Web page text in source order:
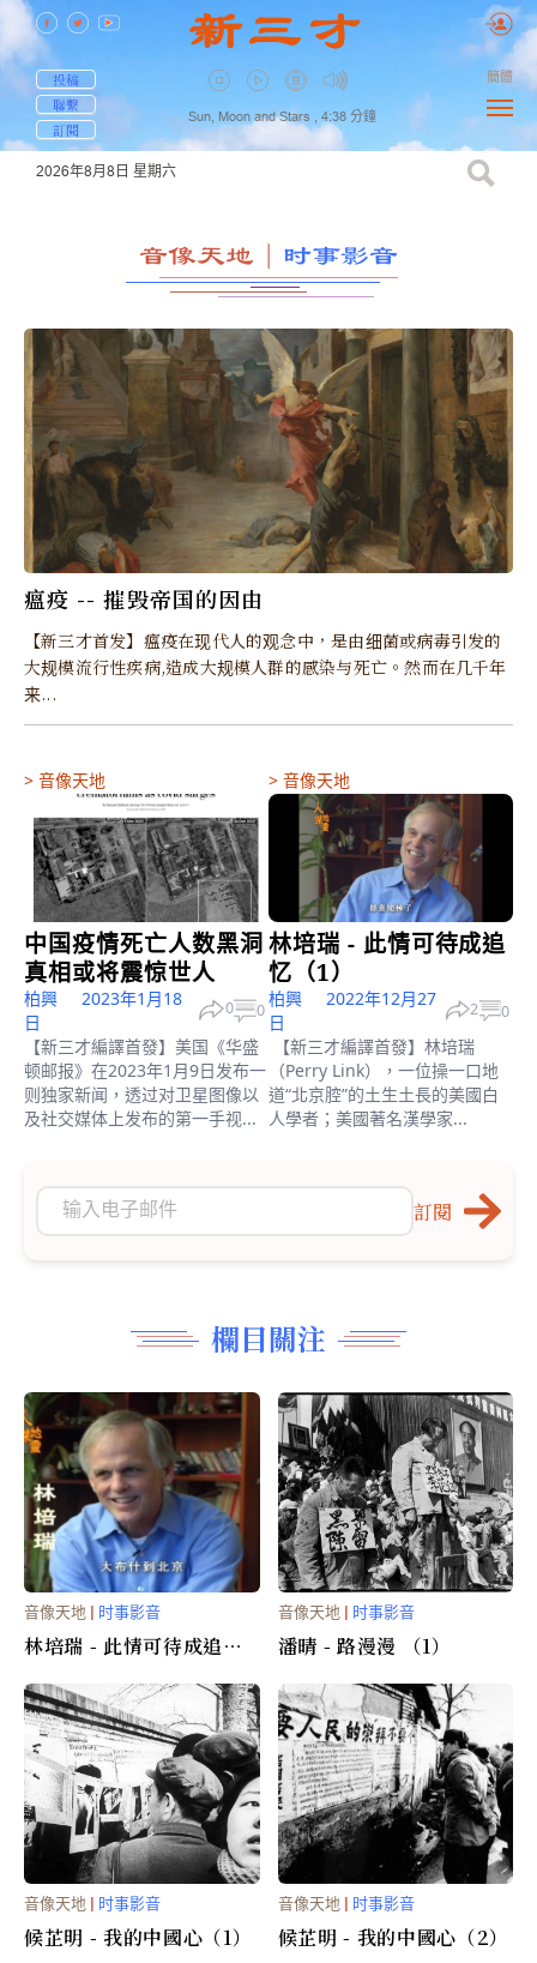
投稿
聯繫
訂閱
Sun, Moon and Stars , 4:38 分鐘
簡體
2026年8月8日 星期六
音像天地 ｜ 时事影音
訂閱
瘟疫 -- 摧毁帝国的因由
【新三才首发】瘟疫在现代人的观念中，是由细菌或病毒引发的
大规模流行性疾病,造成大规模人群的感染与死亡。然而在几千年
来...
> 音像天地
中国疫情死亡人数黑洞
真相或将震惊世人
柏興
2023年1月18
日
0 0
【新三才編譯首發】美国《华盛
顿邮报》在2023年1月9日发布一
则独家新闻，透过对卫星图像以
及社交媒体上发布的第一手视...
> 音像天地
林培瑞 - 此情可待成追
忆（1）
柏興
2022年12月27
日
2 0
【新三才編譯首發】林培瑞
（Perry Link），一位操一口地
道“北京腔”的土生土長的美國白
人學者；美國著名漢學家...
欄目關注
音像天地 | 时事影音
林培瑞 - 此情可待成追忆
音像天地 | 时事影音
潘晴 - 路漫漫 （1）
音像天地 | 时事影音
候芷明 - 我的中國心（1）
音像天地 | 时事影音
候芷明 - 我的中國心（2）